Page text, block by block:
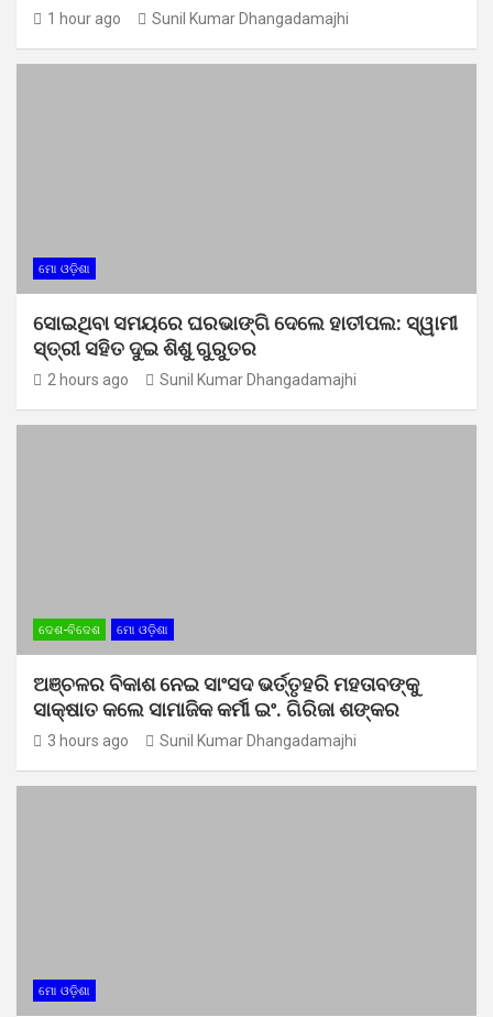
1 hour ago Sunil Kumar Dhangadamajhi
ମୋ ଓଡ଼ିଶା
ସୋଇଥିବା ସମୟରେ ଘରଭାଙ୍ଗି ଦେଲେ ହାତୀପଲ: ସ୍ୱାମୀ
ସ୍ତ୍ରୀ ସହିତ ଦୁଇ ଶିଶୁ ଗୁରୁତର
2 hours ago Sunil Kumar Dhangadamajhi
ଦେଶ-ବିଦେଶ ମୋ ଓଡ଼ିଶା
ଅଞ୍ଚଳର ବିକାଶ ନେଇ ସାଂସଦ ଭର୍ତ୍ତୃହରି ମହତାବଙ୍କୁ
ସାକ୍ଷାତ କଲେ ସାମାଜିକ କର୍ମୀ ଇଂ. ଗିରିଜା ଶଙ୍କର
3 hours ago Sunil Kumar Dhangadamajhi
ମୋ ଓଡ଼ିଶା